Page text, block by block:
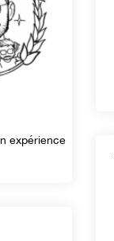
expérience